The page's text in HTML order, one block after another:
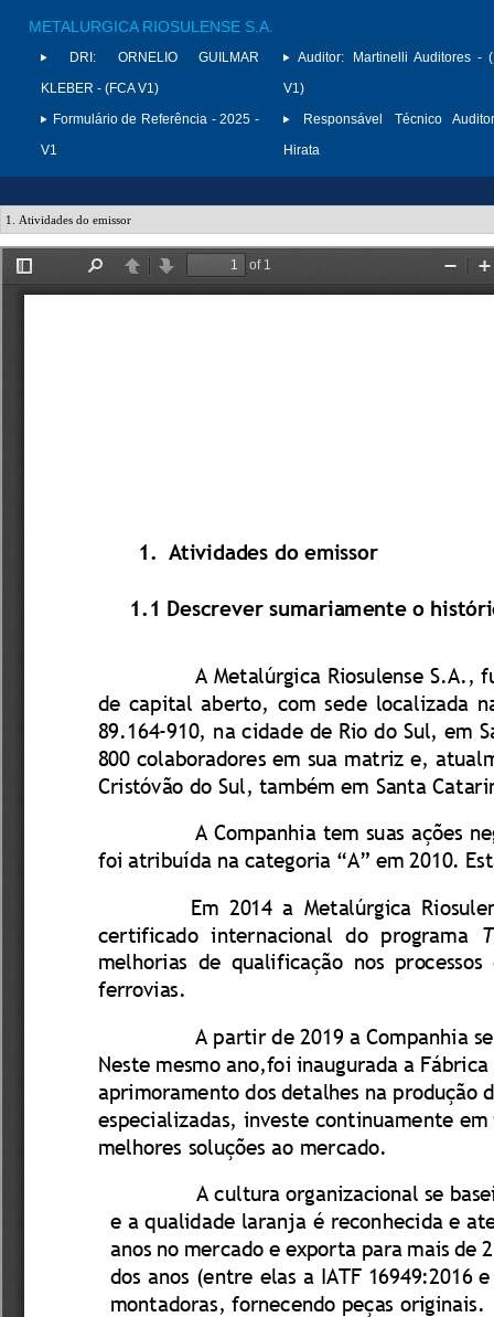
METALURGICA RIOSULENSE S.A.
DRI:
ORNELIO GUILMAR
KLEBER - (FCA V1)
Formulário de Referência - 2025 -
V1
Auditor:
Martinelli Auditores -
V1)
Responsável Técnico
Hirata